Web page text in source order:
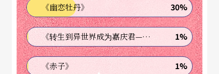
《幽恋牡丹》 30%
《转生到异世界成为嘉庆君—发现我的祖先是诈骗集团!?》 1%
《赤子》 1%